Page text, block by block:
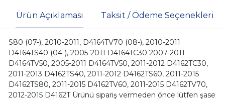
Ürün Açıklaması Taksit / Ödeme Seçenekleri
S80 (07-), 2010-2011, D4164TV70 (08-), 2010-2011
D4164TS40 (04-), 2005-2011 D4164TC30 2007-2011
D4164TV50, 2005-2011 D4164TV50, 2011-2012 D4162TC30,
2011-2013 D4162TS40, 2011-2012 D4162TS60, 2011-2015
D4162TS80, 2011-2015 D4162TV60, 2011-2015 D4162TV70,
2012-2015 D4162T Ürünü sipariş vermeden önce lütfen şase